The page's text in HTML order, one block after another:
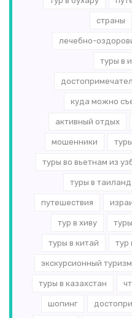
страны
лечебно-
туры в
куда можно
активный отдых
мошенники
туры во вьетнам из
туры в таиланд
путешествия
тур в хиву
туры в китай тур
экскурсионный туризм
туры в казахстан
шопинг